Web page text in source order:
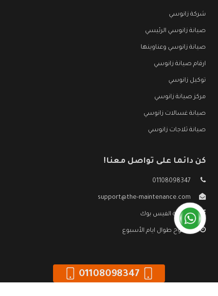
شركة زانوسي
صيانة زانوسي الرئيسي
صيانة زانوسي وعناوينها
ارقام صيانة زانوسي
توكيل زانوسي
مركز صيانة زانوسي
صيانة غسالات زانوسي
صيانة ثلاجات زانوسي
كن دائما على تواصل معنا!
01108098347
support@the-maintenance.com
صفحة الفيس بوك
مفتوح طوال ايام الأسبوع
01108098347